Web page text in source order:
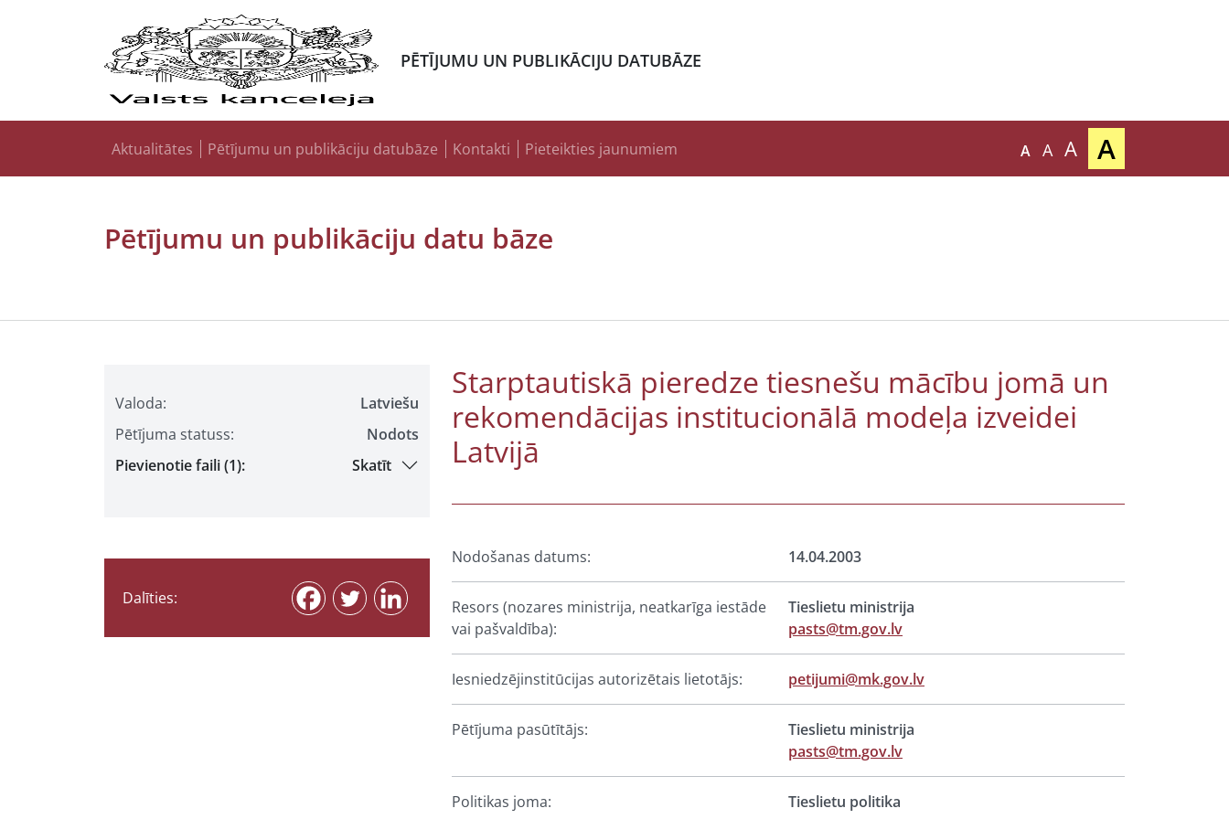
PĒTĪJUMU UN PUBLIKĀCIJU DATUBĀZE
Aktualitātes Pētījumu un publikāciju datubāze Kontakti Pieteikties jaunumiem A A A A
Pētījumu un publikāciju datu bāze
Valoda:
Latviešu
Pētījuma statuss:
Nodots
Pievienotie faili (1):
Skatīt
Dalīties:
Starptautiskā pieredze tiesnešu mācību jomā un
rekomendācijas institucionālā modeļa izveidei
Latvijā
Nodošanas datums: 14.04.2003
Resors (nozares ministrija, neatkarīga iestāde
vai pašvaldība):
Tieslietu ministrija
pasts@tm.gov.lv
Iesniedzējinstitūcijas autorizētais lietotājs: petijumi@mk.gov.lv
Pētījuma pasūtītājs:
Tieslietu ministrija
pasts@tm.gov.lv
Politikas joma: Tieslietu politika